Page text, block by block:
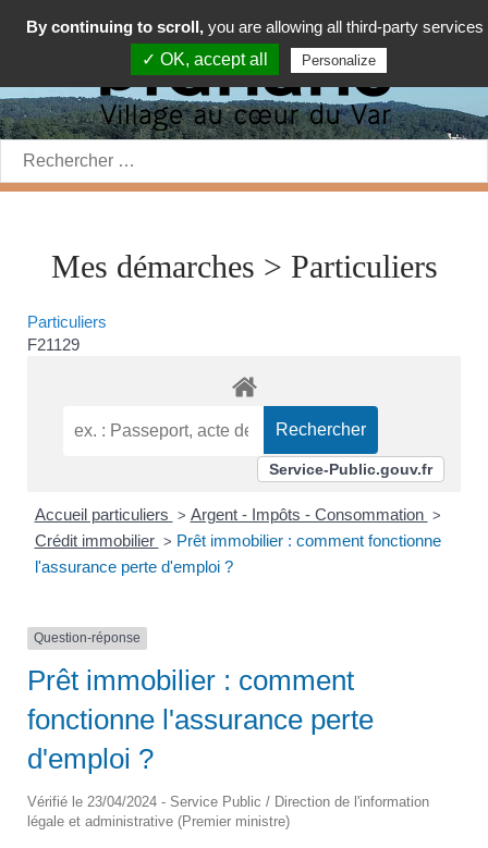
Rechercher:
Mes démarches > Particuliers
Particuliers
F21129
Service-Public.gouv.fr
Accueil particuliers > Argent - Impôts - Consommation >
Crédit immobilier > Prêt immobilier : comment fonctionne
l'assurance perte d'emploi ?
Question-réponse
Prêt immobilier : comment
fonctionne l'assurance perte
d'emploi ?
Vérifié le 23/04/2024 - Service Public / Direction de l'information
légale et administrative (Premier ministre)
By continuing to scroll, you are allowing all third-party services
✓ OK, accept all
Personalize